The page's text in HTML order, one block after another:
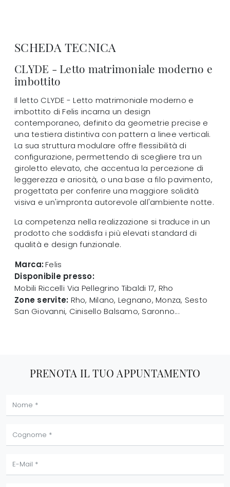
SCHEDA TECNICA
CLYDE - Letto matrimoniale moderno e
imbottito
Il letto CLYDE - Letto matrimoniale moderno e
imbottito di Felis incarna un design
contemporaneo, definito da geometrie precise e
una testiera distintiva con pattern a linee verticali.
La sua struttura modulare offre flessibilità di
configurazione, permettendo di scegliere tra un
giroletto elevato, che accentua la percezione di
leggerezza e ariosità, o una base a filo pavimento,
progettata per conferire una maggiore solidità
visiva e un'impronta autorevole all'ambiente notte.
La competenza nella realizzazione si traduce in un
prodotto che soddisfa i più elevati standard di
qualità e design funzionale.
Marca:Felis
Disponibile presso:
Mobili Riccelli Via Pellegrino Tibaldi 17, Rho
Zone servite: Rho, Milano, Legnano, Monza, Sesto
San Giovanni, Cinisello Balsamo, Saronno...
PRENOTA IL TUO APPUNTAMENTO